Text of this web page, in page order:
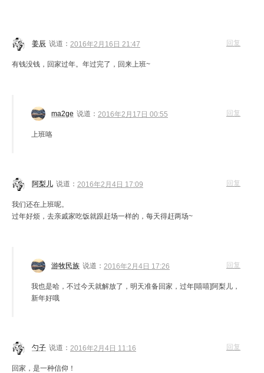
姜辰 说道： 2016年2月16日 21:47
有钱没钱，回家过年。年过完了，回来上班~
回复
ma2ge 说道： 2016年2月17日 00:55
上班咯
回复
阿梨儿 说道： 2016年2月4日 17:09
我们还在上班呢。
过年好烦，去亲戚家吃饭就跟赶场一样的，每天得赶两场~
回复
游牧民族 说道： 2016年2月4日 17:26
我也是哈，不过今天就解放了，明天准备回家，过年[嘻嘻]阿梨儿，
新年好哦
回复
勺子 说道： 2016年2月4日 11:16
回家，是一种信仰！
回复